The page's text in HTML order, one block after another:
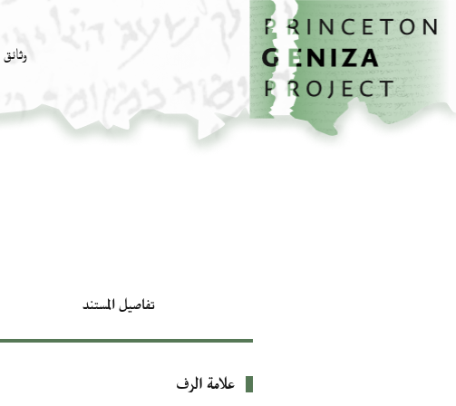
تخطي إلى المحتوى الرئيسي
الصفحة الرئيسية
وثائق
تفاصيل المستند
بيانات التعريف
علامة الرف